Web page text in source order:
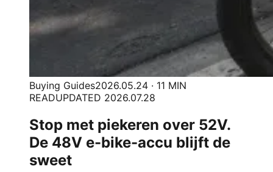
Buying Guides2026.05.24 · 11 MIN
READUPDATED 2026.07.28
Stop met piekeren over 52V.
De 48V e-bike-accu blijft de
sweet